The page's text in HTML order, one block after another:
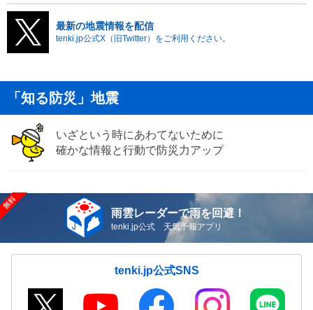
最新の地震情報を配信
tenki.jp公式X（旧Twitter）をご利用ください。
「知る防災」地震
いざという時にあわてないために
確かな情報と行動で防災力アップ
雨雲レーダーで雨を回避！
tenki.jp公式 天気予報アプリ
tenki.jp公式SNS